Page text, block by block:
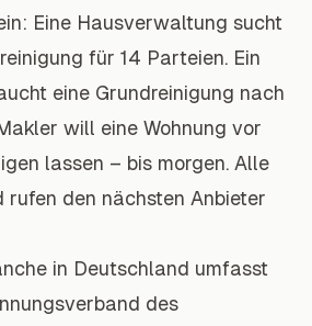
Eine Hausverwaltung sucht
für 14 Parteien. Ein
eine Grundreinigung nach
will eine Wohnung vor
lassen – bis morgen. Alle
rufen den nächsten Anbieter
in Deutschland umfasst
des